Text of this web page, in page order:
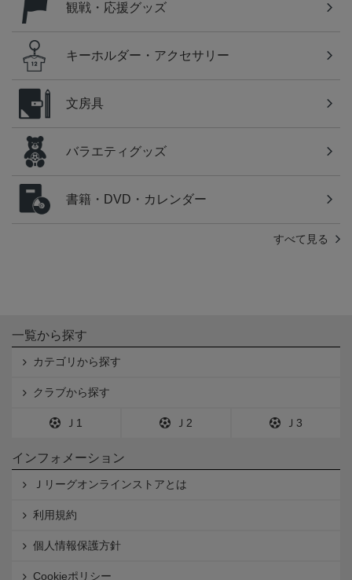
観戦・応援グッズ
キーホルダー・アクセサリー
文房具
バラエティグッズ
書籍・DVD・カレンダー
すべて見る
一覧から探す
カテゴリから探す
クラブから探す
Ｊ1 Ｊ2 Ｊ3
インフォメーション
Ｊリーグオンラインストアとは
利用規約
個人情報保護方針
Cookieポリシー